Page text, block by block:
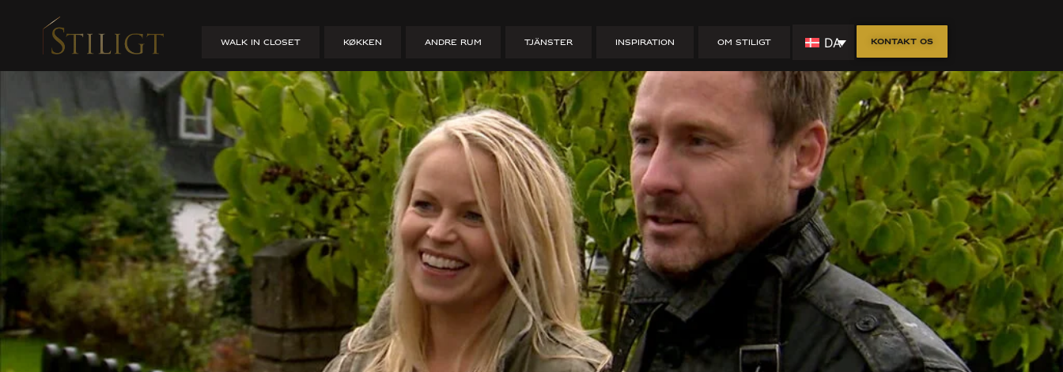
WALK IN CLOSET KØKKEN ANDRE RUM TJÄNSTER INSPIRATION OM STILIGT DA Kontakt os